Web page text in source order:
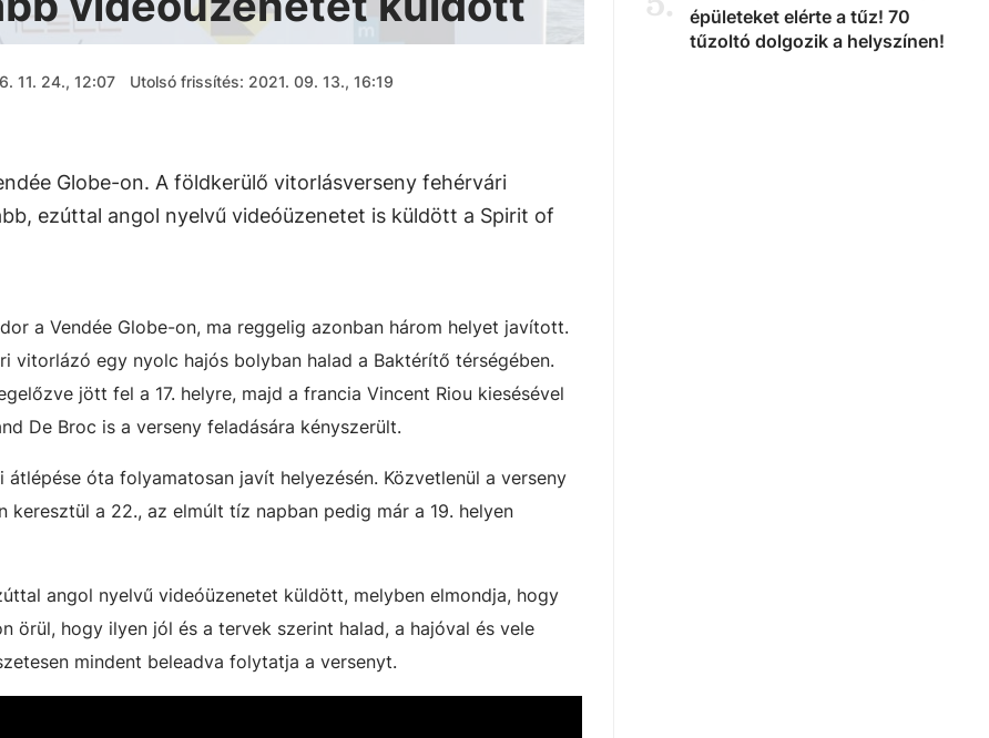
11. 24., 12:07 Utolsó frissítés: 2021. 09. 13., 16:19
Globe-on. A földkerülő vitorlásverseny fehérvári
ezúttal angol nyelvű videóüzenetet is küldött a Spirit of
a Vendée Globe-on, ma reggelig azonban három helyet javított.
vitorlázó egy nyolc hajós bolyban halad a Baktérítő térségében.
jött fel a 17. helyre, majd a francia Vincent Riou kiesésével
De Broc is a verseny feladására kényszerült.
óta folyamatosan javít helyezésén. Közvetlenül a verseny
keresztül a 22., az elmúlt tíz napban pedig már a 19. helyen
angol nyelvű videóüzenetet küldött, melyben elmondja, hogy
örül, hogy ilyen jól és a tervek szerint halad, a hajóval és vele
mindent beleadva folytatja a versenyt.
épületeket elérte a tűz! 70
tűzoltó dolgozik a helyszínen!